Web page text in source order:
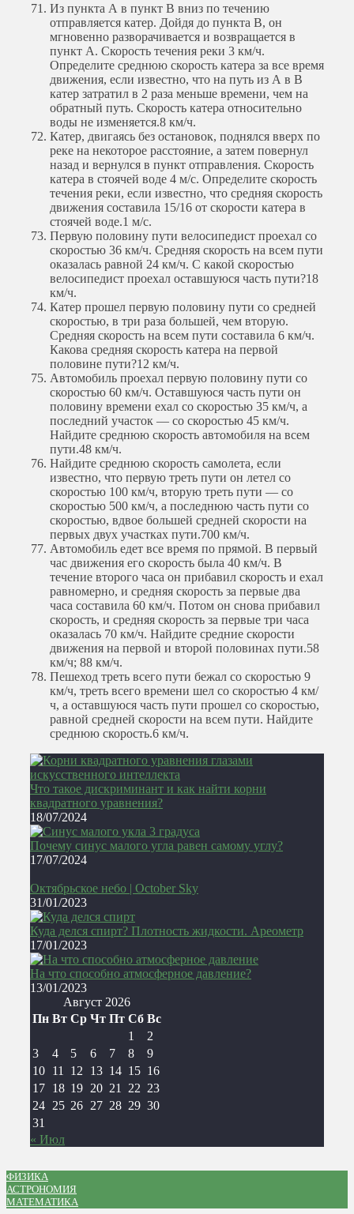
Из пункта А в пункт В вниз по течению
отправляется катер. Дойдя до пункта В, он
мгновенно разворачивается и возвращается в
пункт А. Скорость течения реки 3 км/ч.
Определите среднюю скорость катера за все время
движения, если известно, что на путь из А в В
катер затратил в 2 раза меньше времени, чем на
обратный путь. Скорость катера относительно
воды не изменяется.8 км/ч.
Катер, двигаясь без остановок, поднялся вверх по
реке на некоторое расстояние, а затем повернул
назад и вернулся в пункт отправления. Скорость
катера в стоячей воде 4 м/с. Определите скорость
течения реки, если известно, что средняя скорость
движения составила 15/16 от скорости катера в
стоячей воде.1 м/с.
Первую половину пути велосипедист проехал со
скоростью 36 км/ч. Средняя скорость на всем пути
оказалась равной 24 км/ч. С какой скоростью
велосипедист проехал оставшуюся часть пути?18
км/ч.
Катер прошел первую половину пути со средней
скоростью, в три раза большей, чем вторую.
Средняя скорость на всем пути составила 6 км/ч.
Какова средняя скорость катера на первой
половине пути?12 км/ч.
Автомобиль проехал первую половину пути со
скоростью 60 км/ч. Оставшуюся часть пути он
половину времени ехал со скоростью 35 км/ч, а
последний участок — со скоростью 45 км/ч.
Найдите среднюю скорость автомобиля на всем
пути.48 км/ч.
Найдите среднюю скорость самолета, если
известно, что первую треть пути он летел со
скоростью 100 км/ч, вторую треть пути — со
скоростью 500 км/ч, а последнюю часть пути со
скоростью, вдвое большей средней скорости на
первых двух участках пути.700 км/ч.
Автомобиль едет все время по прямой. В первый
час движения его скорость была 40 км/ч. В
течение второго часа он прибавил скорость и ехал
равномерно, и средняя скорость за первые два
часа составила 60 км/ч. Потом он снова прибавил
скорость, и средняя скорость за первые три часа
оказалась 70 км/ч. Найдите средние скорости
движения на первой и второй половинах пути.58
км/ч; 88 км/ч.
Пешеход треть всего пути бежал со скоростью 9
км/ч, треть всего времени шел со скоростью 4 км/
ч, а оставшуюся часть пути прошел со скоростью,
равной средней скорости на всем пути. Найдите
среднюю скорость.6 км/ч.
Что такое дискриминант и как найти корни
квадратного уравнения?
18/07/2024
Почему синус малого угла равен самому углу?
17/07/2024
Октябрьское небо | October Sky
31/01/2023
Куда делся спирт? Плотность жидкости. Ареометр
17/01/2023
На что способно атмосферное давление?
13/01/2023
Август 2026
Пн Вт Ср Чт Пт Сб Вс
1
2
3
4 5 6 7 8
9
10 11 12 13 14 15 16
17 18 19 20 21 22 23
24 25 26 27 28 29 30
31
« Июл
ФИЗИКА
АСТРОНОМИЯ
МАТЕМАТИКА